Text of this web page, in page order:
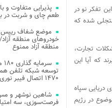
تفکر نو در
شده که
تجارت،
که آیا این
دریایی سپاه
در رژیم
طعم چای و شربت در
موضع شفاف رییس
خودروهای منطقه
منطقه آزاد ممنوع
توسعه شبکه تلفن
۱۴۷۰ اتصال فیبر نوری در شهر آمل
شاهین نوشهر و مس
فرصت‌سوزی، سه